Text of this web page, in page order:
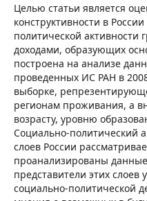
Целью статьи является
конструктивности в
политической активности
доходами, образующих
построена на анализе
проведенных ИС РАН в
выборке,
регионам проживания, а
возрасту, уровню
Социально-политический
слоев России
проанализированы
представители этих слоев
социально-политической